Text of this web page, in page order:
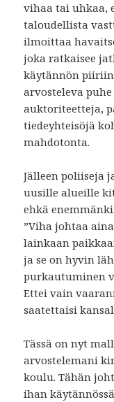
vihaa tai uhkaa,
taloudellista
ilmoittaa
joka ratkaisee
käytännön
arvosteleva
auktoriteetteja,
tiedeyhteisöjä
mahdotonta.
Jälleen poliiseja
uusille alueille
ehkä
”Viha johtaa
lainkaan
ja se on hyvin
purkautuminen
Ettei vain
saatettaisi
Tässä on nyt
arvostelemani
koulu. Tähän
ihan